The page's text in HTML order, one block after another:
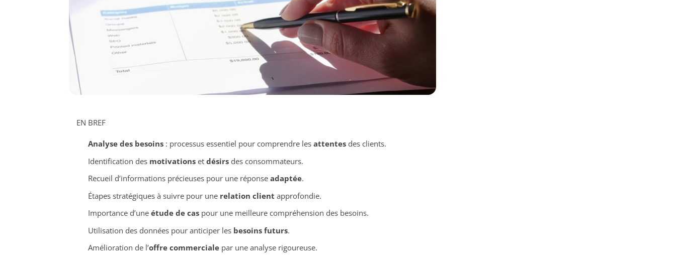
EN BREF
Analyse des besoins: processus essentiel pour comprendre les attentesdes clients.
Identification des motivationset désirsdes consommateurs.
Recueil d’informations précieuses pour une réponse adaptée.
Étapes stratégiques à suivre pour une relation client approfondie.
Importance d’une étude de caspour une meilleure compréhension des besoins.
Utilisation des données pour anticiper les besoins futurs.
Amélioration de l’offre commercialepar une analyse rigoureuse.